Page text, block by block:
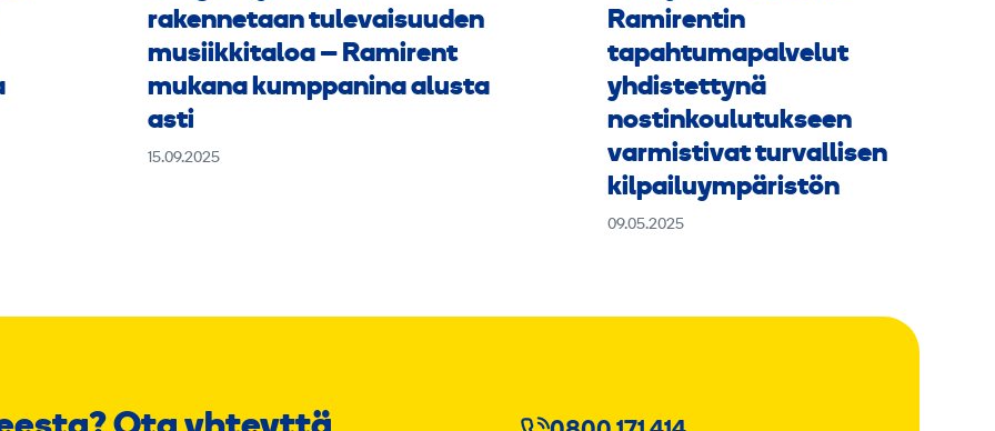
rakennetaan tulevaisuuden
musiikkitaloa – Ramirent
mukana kumppanina alusta
asti
15.09.2025
Ramirentin
tapahtumapalvelut
yhdistettynä
nostinkoulutukseen
varmistivat turvallisen
kilpailuympäristön
09.05.2025